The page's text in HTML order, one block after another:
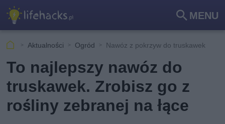
MENU
Szu
Aktualności Ogród Nawóz z pokrzyw do truskawek
To najlepszy nawóz do
truskawek. Zrobisz go z
rośliny zebranej na łące